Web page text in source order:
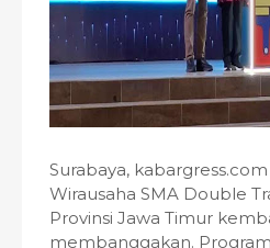
Surabaya,
Wirausaha SMA Double
Provinsi Jawa Timur
membanggakan.